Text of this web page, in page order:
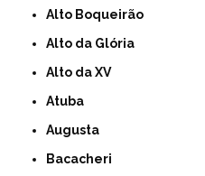
Alto Boqueirão
Alto da Glória
Alto da XV
Atuba
Augusta
Bacacheri